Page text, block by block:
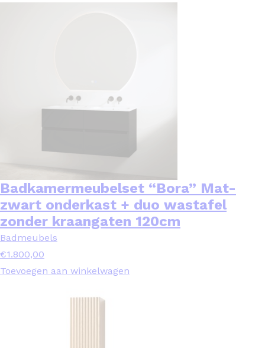
Badkamermeubelset “Bora” Mat-
zwart onderkast + duo wastafel
zonder kraangaten 120cm
Badmeubels
€1.800,00
Toevoegen aan winkelwagen